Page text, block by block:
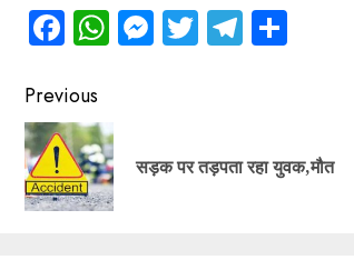
Facebook
WhatsApp
Messenger
TwitterTelegram
Continue
Reading
Previous
सड़क पर तड़पता रहा युवक,मौत